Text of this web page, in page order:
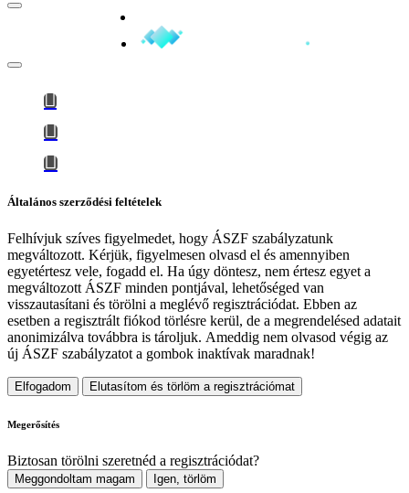
Általános szerződési feltételek
Felhívjuk szíves figyelmedet, hogy ÁSZF szabályzatunk
megváltozott. Kérjük, figyelmesen olvasd el és amennyiben
egyetértesz vele, fogadd el. Ha úgy döntesz, nem értesz egyet a
megváltozott ÁSZF minden pontjával, lehetőséged van
visszautasítani és törölni a meglévő regisztrációdat. Ebben az
esetben a regisztrált fiókod törlésre kerül, de a megrendelésed adatait
anonimizálva továbbra is tároljuk. Ameddig nem olvasod végig az
új ÁSZF szabályzatot a gombok inaktívak maradnak!
Elfogadom Elutasítom és törlöm a regisztrációmat
Megerősítés
Biztosan törölni szeretnéd a regisztrációdat?
Meggondoltam magam Igen, törlöm